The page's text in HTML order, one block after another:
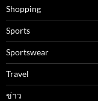
Shopping
Sports
Sportswear
Travel
ข่าว